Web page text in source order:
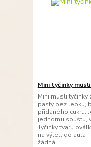
Mini tyčinky müsli
Mini müsli
pasty bez lepku,
přidaného cukru.
jednomu soustu,
Tyčinky tvaru
na výlet, do auta
žádná...